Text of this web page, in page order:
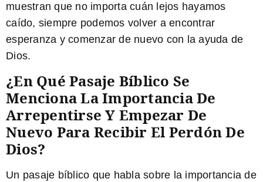
muestran que no importa cuán lejos hayamos
caído, siempre podemos volver a encontrar
esperanza y comenzar de nuevo con la ayuda de
Dios.
¿En Qué Pasaje Bíblico Se
Menciona La Importancia De
Arrepentirse Y Empezar De
Nuevo Para Recibir El Perdón De
Dios?
Un pasaje bíblico que habla sobre la importancia de